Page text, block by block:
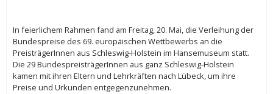
In feierlichem Rahmen fand am Freitag, 20. Mai, die Verleihung der
Bundespreise des 69. europäischen Wettbewerbs an die
PreisträgerInnen aus Schleswig-Holstein im Hansemuseum statt.
Die 29 BundespreisträgerInnen aus ganz Schleswig-Holstein
kamen mit ihren Eltern und Lehrkräften nach Lübeck, um ihre
Preise und Urkunden entgegenzunehmen.